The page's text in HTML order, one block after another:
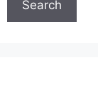
Search